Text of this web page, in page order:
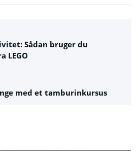
Sådan bruger du
LEGO
med et tamburinkursus